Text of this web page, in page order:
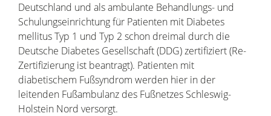
Deutschland und als ambulante Behandlungs- und
Schulungseinrichtung für Patienten mit Diabetes
mellitus Typ 1 und Typ 2 schon dreimal durch die
Deutsche Diabetes Gesellschaft (DDG) zertifiziert (Re-
Zertifizierung ist beantragt). Patienten mit
diabetischem Fußsyndrom werden hier in der
leitenden Fußambulanz des Fußnetzes Schleswig-
Holstein Nord versorgt.